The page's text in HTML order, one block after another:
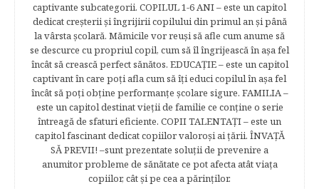
captivante subcategorii. COPILUL 1-6 ANI – este un capitol
dedicat creşterii şi îngrijirii copilului din primul an şi până
la vârsta şcolară. Mămicile vor reuşi să afle cum anume să
se descurce cu propriul copil, cum să îl îngrijească în aşa fel
încât să crească perfect sănătos. EDUCAŢIE – este un capitol
captivant în care poţi afla cum să îţi educi copilul în aşa fel
încât să poţi obţine performanţe şcolare sigure. FAMILIA –
este un capitol destinat vieţii de familie ce conţine o serie
întreagă de sfaturi eficiente. COPII TALENTAŢI – este un
capitol fascinant dedicat copiilor valoroși ai țării. ÎNVAŢĂ
SĂ PREVII! –sunt prezentate soluţii de prevenire a
anumitor probleme de sănătate ce pot afecta atât viaţa
copiilor, cât şi pe cea a părinţilor.